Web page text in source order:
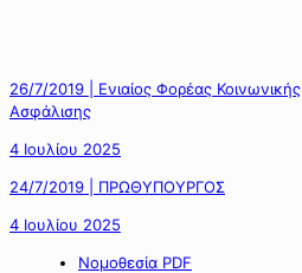
26/7/2019 | Ενιαίος Φορέας Κοινωνικής
Ασφάλισης
4 Ιουλίου 2025
24/7/2019 | ΠΡΩΘΥΠΟΥΡΓΟΣ
4 Ιουλίου 2025
Νομοθεσία PDF